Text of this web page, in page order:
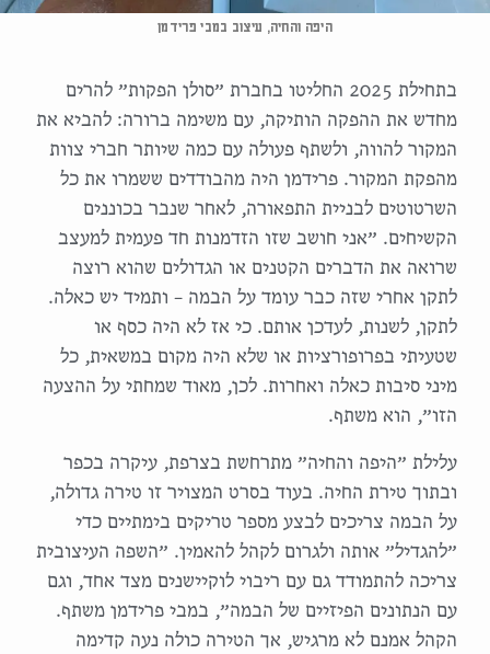
בתחילת 2025 החליטו בחברת ״סולן הפקות״ להרים
מחדש את ההפקה הותיקה, עם משימה ברורה: להביא את
המקור להווה, ולשתף פעולה עם כמה שיותר חברי צוות
מהפקת המקור. פרידמן היה מהבודדים ששמרו את כל
השרטוטים לבניית התפאורה, לאחר שנבר בכוננים
הקשיחים. ״אני חושב שזו הזדמנות חד פעמית למעצב
שרואה את הדברים הקטנים או הגדולים שהוא רוצה
לתקן אחרי שזה כבר עומד על הבמה – ותמיד יש כאלה.
לתקן, לשנות, לעדכן אותם. כי אז לא היה כסף או
שטעיתי בפרופורציות או שלא היה מקום במשאית, כל
מיני סיבות כאלה ואחרות. לכן, מאוד שמחתי על ההצעה
הזו״, הוא משתף.
עלילת ״היפה והחיה״ מתרחשת בצרפת, עיקרה בכפר
ובתוך טירת החיה. בעוד בסרט המצויר זו טירה גדולה,
על הבמה צריכים לבצע מספר טריקים בימתיים כדי
״להגדיל״ אותה ולגרום לקהל להאמין. ״השפה העיצובית
צריכה להתמודד גם עם ריבוי לוקיישנים מצד אחד, וגם
עם הנתונים הפיזיים של הבמה״, במבי פרידמן משתף.
הקהל אמנם לא מרגיש, אך הטירה כולה נעה קדימה
היפה והחיה, עיצוב במבי פרידמן